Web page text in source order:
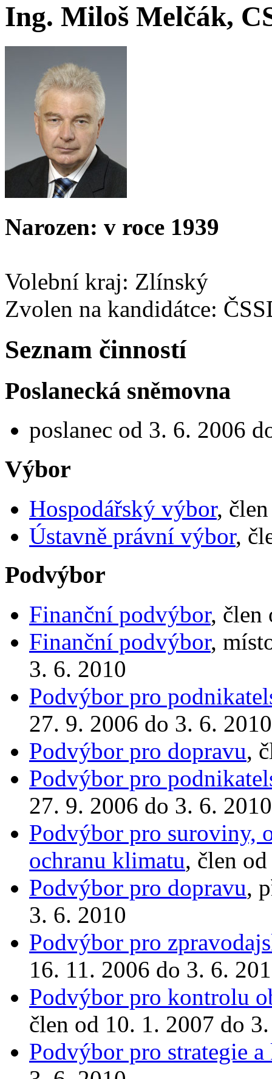
Ing. Miloš Melčák,
Narozen: v roce 1939
Volební kraj: Zlínský
Zvolen na kandidátce:
Seznam činností
Poslanecká sněmovna
poslanec od 3. 6. 2006
Výbor
Hospodářský výbor,
Ústavně právní výbor,
Podvýbor
Finanční podvýbor, člen
Finanční podvýbor,
3. 6. 2010
Podvýbor pro
27. 9. 2006 do 3. 6. 2010
Podvýbor pro dopravu,
Podvýbor pro
27. 9. 2006 do 3. 6. 2010
Podvýbor pro suroviny,
ochranu klimatu, člen
Podvýbor pro dopravu,
3. 6. 2010
Podvýbor pro
16. 11. 2006 do 3. 6.
Podvýbor pro kontrolu
člen od 10. 1. 2007 do
Podvýbor pro strategie a